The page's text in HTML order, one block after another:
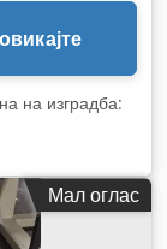
на изградба:
Мал оглас